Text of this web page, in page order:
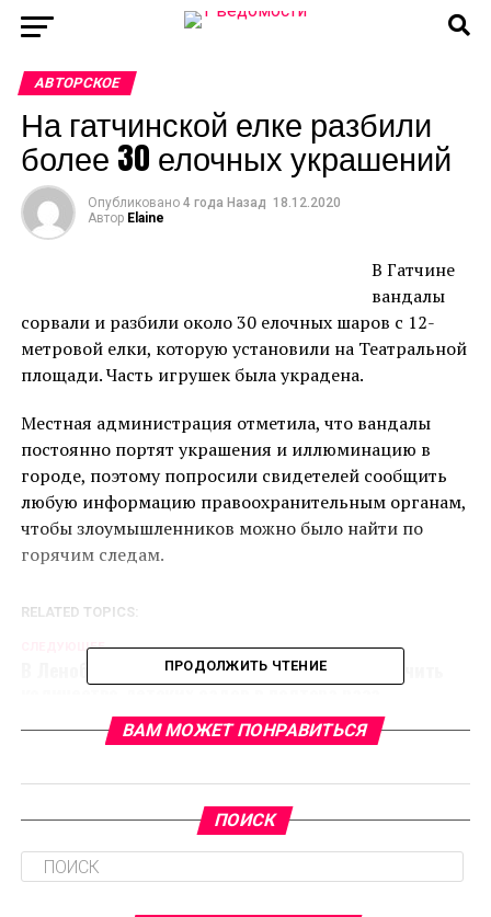
АВТОРСКОЕ
На гатчинской елке разбили
более 30 елочных украшений
Опубликовано 4 года Назад 18.12.2020
Автор Elaine
В Гатчине
вандалы
сорвали и разбили около 30 елочных шаров с 12-
метровой елки, которую установили на Театральной
площади. Часть игрушек была украдена.
Местная администрация отметила, что вандалы
постоянно портят украшения и иллюминацию в
городе, поэтому попросили свидетелей сообщить
любую информацию правоохранительным органам,
чтобы злоумышленников можно было найти по
горячим следам.
RELATED TOPICS:
CЛЕДУЮЩЕЕ
В Ленобласти за 2020-ый год удалось увеличить
количество детских садов в полтора раза
НЕ ПРОПУСТИТЕ
В школах Ленобласти появится специальное меню
ПРОДОЛЖИТЬ ЧТЕНИЕ
ВАМ МОЖЕТ ПОНРАВИТЬСЯ
ПОИСК